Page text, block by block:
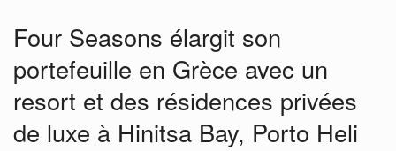
Four Seasons élargit son
portefeuille en Grèce avec un
resort et des résidences privées
de luxe à Hinitsa Bay, Porto Heli